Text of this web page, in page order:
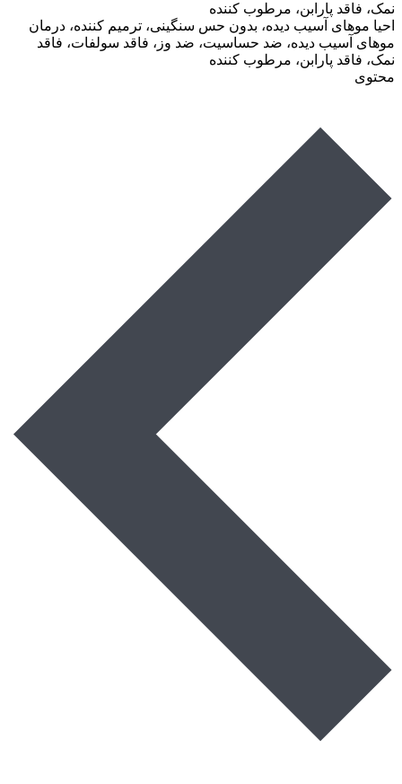
نمک، فاقد پارابن، مرطوب کننده
احیا موهای آسیب دیده، بدون حس سنگینی، ترمیم کننده، درمان
موهای آسیب دیده، ضد حساسیت، ضد وز، فاقد سولفات، فاقد
نمک، فاقد پارابن، مرطوب کننده
محتوی